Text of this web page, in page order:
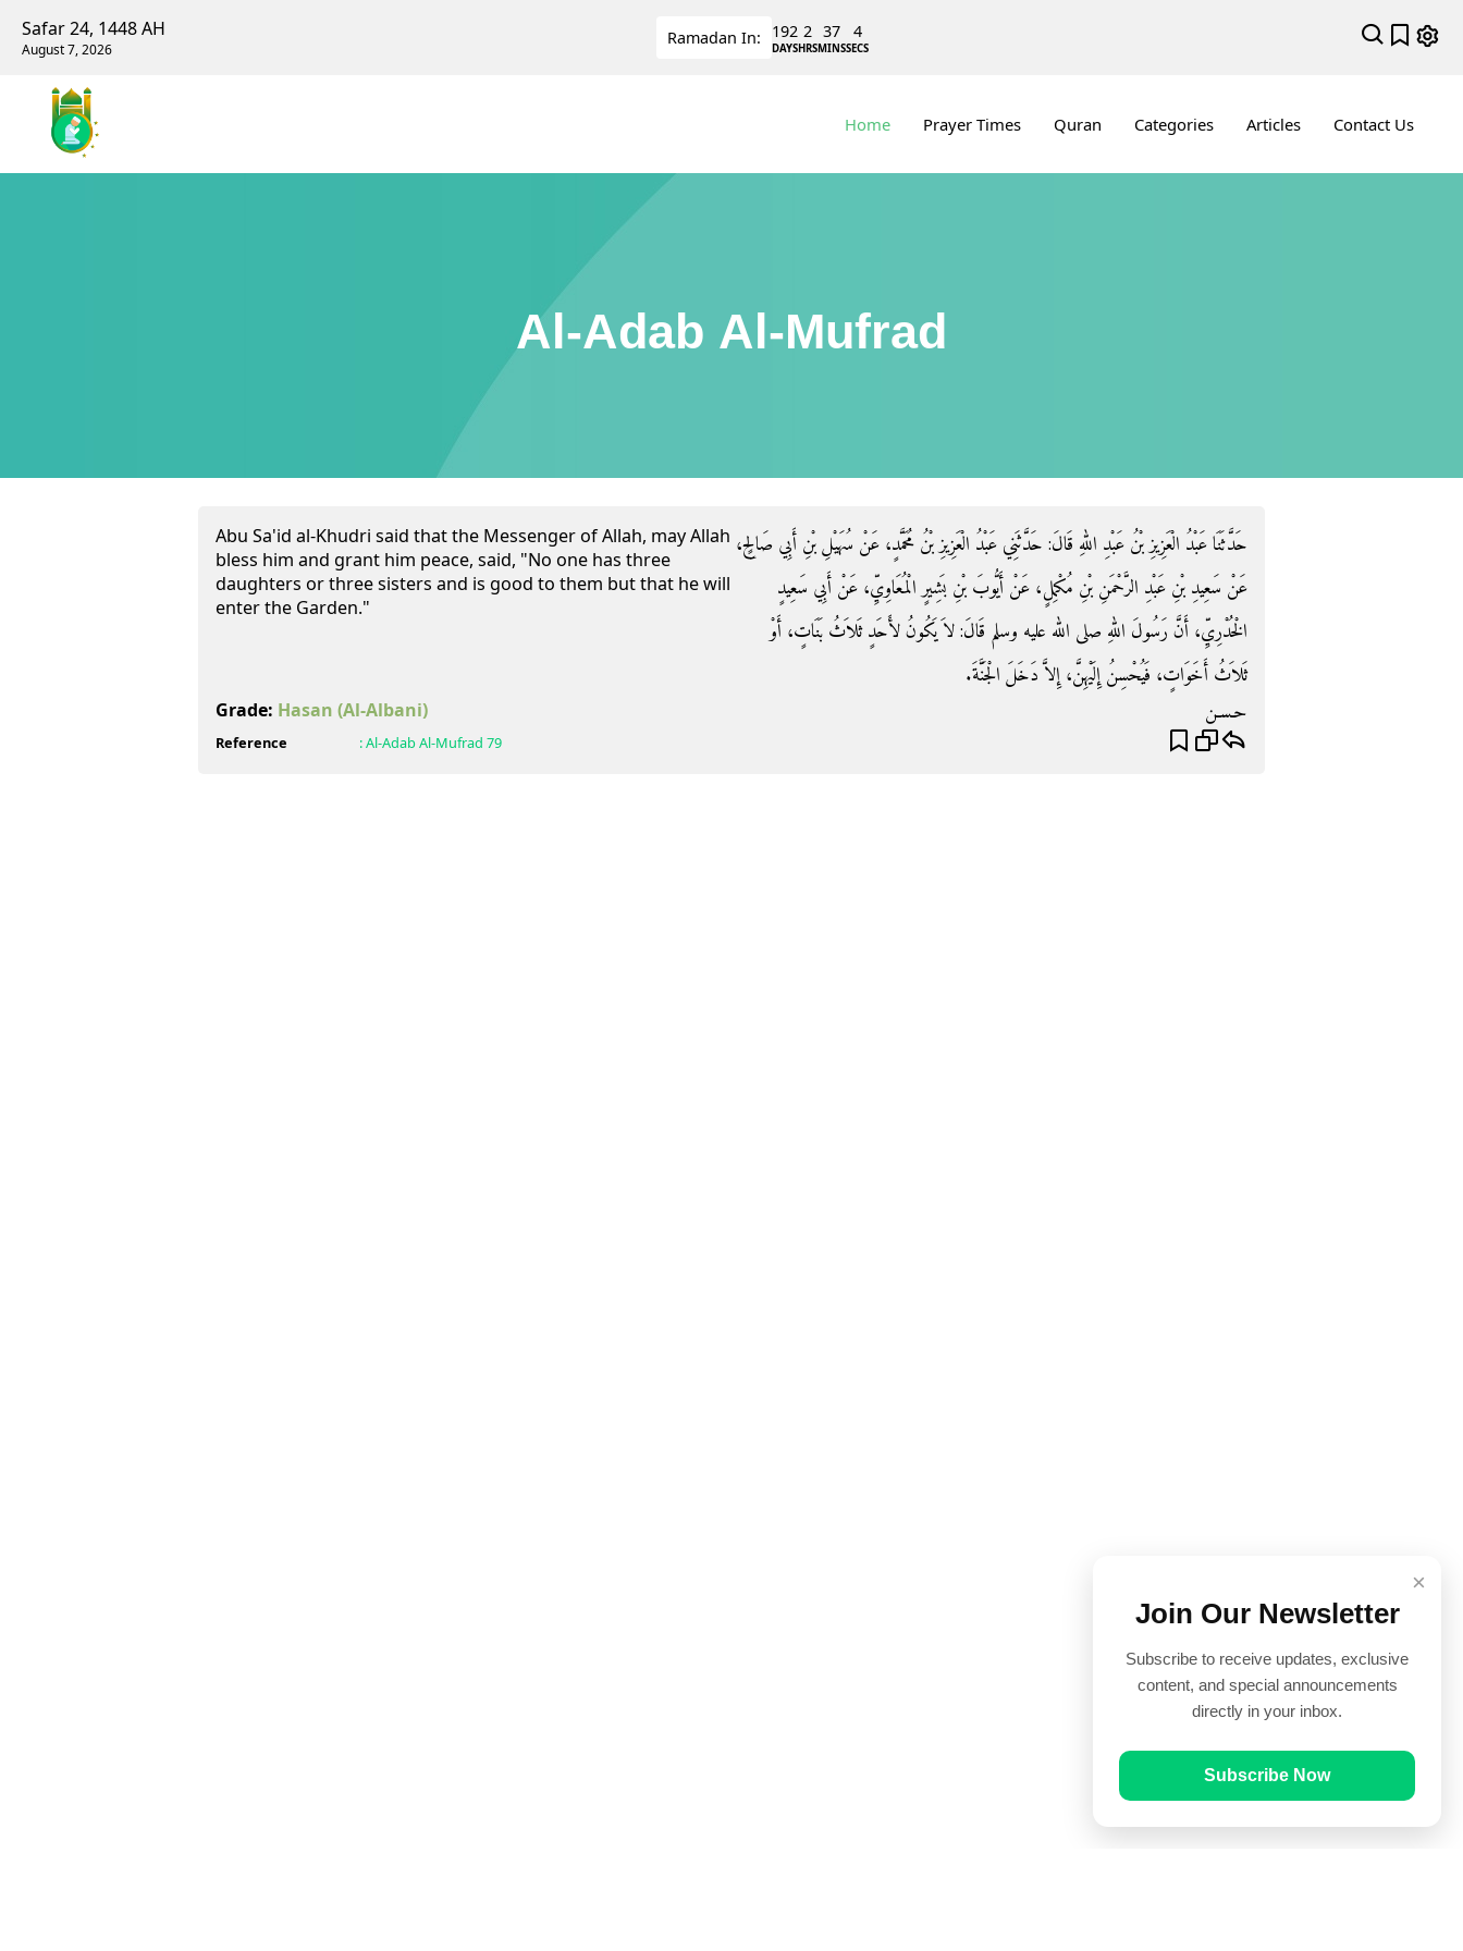
Safar 24, 1448 AH
August 7, 2026
Ramadan In: 192
DAYS
2
HRS
37
MINS
4
SECS
Home Prayer Times Quran Categories Articles Contact Us
Al-Adab Al-Mufrad
Abu Sa'id al-Khudri said that the Messenger of Allah, may Allah
bless him and grant him peace, said, "No one has three
daughters or three sisters and is good to them but that he will
enter the Garden."
حَدَّثَنَا عَبْدُ الْعَزِيزِ بْنُ عَبْدِ اللهِ قَالَ‏:‏ حَدَّثَنِي عَبْدُ الْعَزِيزِ بْنُ مُحَمَّدٍ، عَنْ سُهَيْلِ بْنِ أَبِي صَالِحٍ،
عَنْ سَعِيدِ بْنِ عَبْدِ الرَّحْمَنِ بْنِ مُكْمِلٍ، عَنْ أَيُّوبَ بْنِ بَشِيرٍ الْمُعَاوِيِّ، عَنْ أَبِي سَعِيدٍ
الْخُدْرِيِّ، أَنَّ رَسُولَ اللهِ صلى الله عليه وسلم قَالَ‏:‏ لاَ يَكُونُ لأَحَدٍ ثَلاَثُ بَنَاتٍ، أَوْ
ثَلاَثُ أَخَوَاتٍ، فَيُحْسِنُ إِلَيْهِنَّ، إِلاَّ دَخَلَ الْجَنَّةَ‏.‏
Grade: Hasan (Al-Albani) حـسـن
Reference :Al-Adab Al-Mufrad 79
×
Join Our Newsletter
Subscribe to receive updates, exclusive
content, and special announcements
directly in your inbox.
Subscribe Now